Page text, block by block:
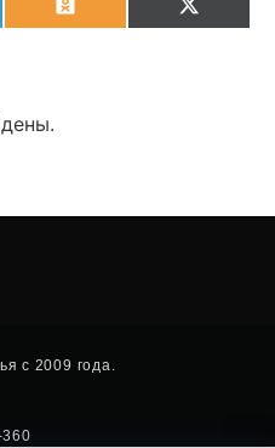
OdnoklassnikiX
с 2009 года.